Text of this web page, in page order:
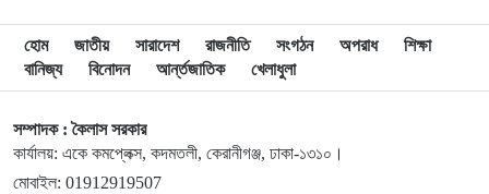
শেখ হাসিনাকে পরওয়ার
দুপুরের মধ্যে যেসব জেলায় ৬০ কিমি বেগে ঝড়ের শঙ্কা
১০
ইরানে হামলার পরিকল্পনা বাতিল করলেন ট্রাম্প
১১
হোম জাতীয় সারাদেশ রাজনীতি সংগঠন অপরাধ
শিক্ষা
বানিজ্য
বিনোদন আর্ন্তজাতিক খেলাধুলা
সম্পাদক : কৈলাস সরকার
কার্যালয়: একে কমপ্লেক্স, কদমতলী, কেরানীগঞ্জ, ঢাকা-১৩১০।
মোবাইল: 01912919507